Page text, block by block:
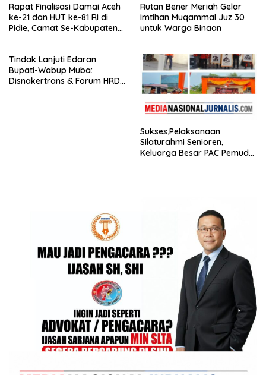
Rapat Finalisasi Damai Aceh
ke-21 dan HUT ke-81 RI di
Pidie, Camat Se-Kabupaten
Rutan Bener Meriah Gelar
Imtihan Muqammal Juz 30
untuk Warga Binaan
Tindak Lanjuti Edaran
Bupati-Wabup Muba:
Disnakertrans & Forum HRD
Sukses,Pelaksanaan
Silaturahmi Senioren,
Keluarga Besar PAC Pemuda